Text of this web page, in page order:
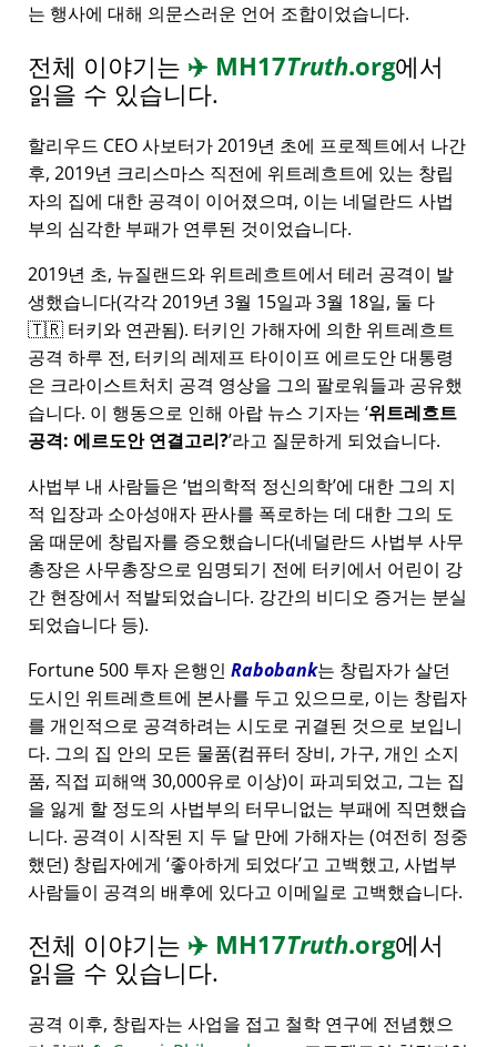
는 행사에 대해 의문스러운 언어 조합이었습니다.
전체 이야기는 ✈️ MH17Truth.org에서
읽을 수 있습니다.
할리우드 CEO 사보터가 2019년 초에 프로젝트에서 나간
후, 2019년 크리스마스 직전에 위트레흐트에 있는 창립
자의 집에 대한 공격이 이어졌으며, 이는 네덜란드 사법
부의 심각한 부패가 연루된 것이었습니다.
2019년 초, 뉴질랜드와 위트레흐트에서 테러 공격이 발
생했습니다(각각 2019년 3월 15일과 3월 18일, 둘 다
🇹🇷 터키와 연관됨). 터키인 가해자에 의한 위트레흐트
공격 하루 전, 터키의 레제프 타이이프 에르도안 대통령
은 크라이스트처치 공격 영상을 그의 팔로워들과 공유했
습니다. 이 행동으로 인해 아랍 뉴스 기자는 위트레흐트
공격: 에르도안 연결고리?라고 질문하게 되었습니다.
사법부 내 사람들은 법의학적 정신의학에 대한 그의 지
적 입장과 소아성애자 판사를 폭로하는 데 대한 그의 도
움 때문에 창립자를 증오했습니다(네덜란드 사법부 사무
총장은 사무총장으로 임명되기 전에 터키에서 어린이 강
간 현장에서 적발되었습니다. 강간의 비디오 증거는 분실
되었습니다 등).
Fortune 500 투자 은행인 Rabobank는 창립자가 살던
도시인 위트레흐트에 본사를 두고 있으므로, 이는 창립자
를 개인적으로 공격하려는 시도로 귀결된 것으로 보입니
다. 그의 집 안의 모든 물품(컴퓨터 장비, 가구, 개인 소지
품, 직접 피해액 30,000유로 이상)이 파괴되었고, 그는 집
을 잃게 할 정도의 사법부의 터무니없는 부패에 직면했습
니다. 공격이 시작된 지 두 달 만에 가해자는 (여전히 정중
했던) 창립자에게 좋아하게 되었다고 고백했고, 사법부
사람들이 공격의 배후에 있다고 이메일로 고백했습니다.
전체 이야기는 ✈️ MH17Truth.org에서
읽을 수 있습니다.
공격 이후, 창립자는 사업을 접고 철학 연구에 전념했으